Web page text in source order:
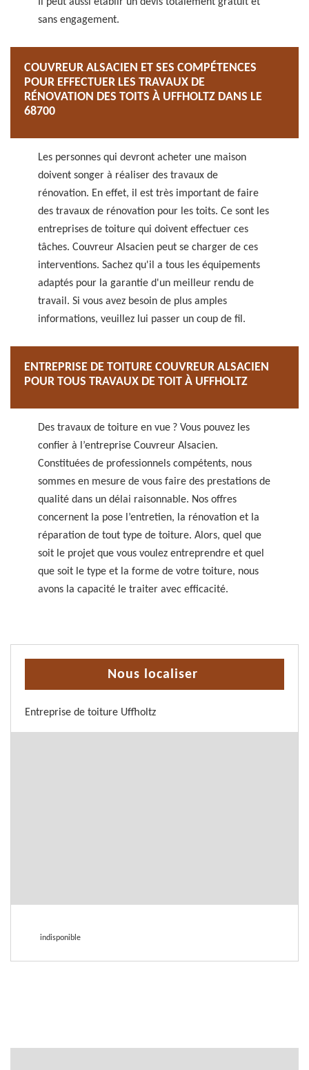
sans engagement.
COUVREUR ALSACIEN ET SES COMPÉTENCES
POUR EFFECTUER LES TRAVAUX DE
RÉNOVATION DES TOITS À UFFHOLTZ DANS LE
68700
Les personnes qui devront acheter une maison
doivent songer à réaliser des travaux de
rénovation. En effet, il est très important de faire
des travaux de rénovation pour les toits. Ce sont les
entreprises de toiture qui doivent effectuer ces
tâches. Couvreur Alsacien peut se charger de ces
interventions. Sachez qu'il a tous les équipements
adaptés pour la garantie d'un meilleur rendu de
travail. Si vous avez besoin de plus amples
informations, veuillez lui passer un coup de fil.
ENTREPRISE DE TOITURE COUVREUR ALSACIEN
POUR TOUS TRAVAUX DE TOIT À UFFHOLTZ
Des travaux de toiture en vue ? Vous pouvez les
confier à l’entreprise Couvreur Alsacien.
Constituées de professionnels compétents, nous
sommes en mesure de vous faire des prestations de
qualité dans un délai raisonnable. Nos offres
concernent la pose l’entretien, la rénovation et la
réparation de tout type de toiture. Alors, quel que
soit le projet que vous voulez entreprendre et quel
que soit le type et la forme de votre toiture, nous
avons la capacité le traiter avec efficacité.
Nous localiser
Entreprise de toiture Uffholtz
indisponible